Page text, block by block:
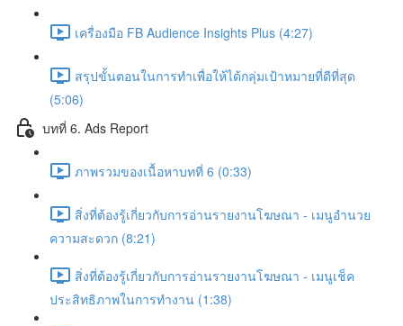
เครื่องมือ FB Audience Insights Plus (4:27)
สรุปขั้นตอนในการทำเพื่อให้ได้กลุ่มเป้าหมายที่ดีที่สุด
(5:06)
บทที่ 6. Ads Report
ภาพรวมของเนื้อหาบทที่ 6 (0:33)
สิ่งที่ต้องรู้เกี่ยวกับการอ่านรายงานโฆษณา - เมนูอำนวย
ความสะดวก (8:21)
สิ่งที่ต้องรู้เกี่ยวกับการอ่านรายงานโฆษณา - เมนูเช็ค
ประสิทธิภาพในการทำงาน (1:38)